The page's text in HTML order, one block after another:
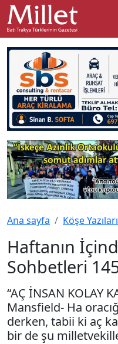
Ana sayfa Köşe Yazıları
Haftanın
Sohbetleri
“AÇ İNSAN KOLAY
Mansfield- Ha
derken, tabii ki aç
bir de şu